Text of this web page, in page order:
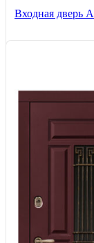
Входная дверь